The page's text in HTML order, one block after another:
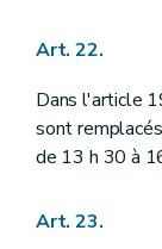
Art. 22.
Dans l'article
sont
de 13 h 30 à
Art. 23.